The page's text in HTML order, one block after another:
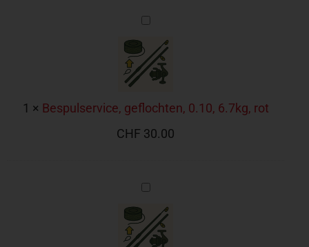
Bespulservice,
geflochten,
0.10,
6.7kg,
rot
1 × Bespulservice, geflochten, 0.10, 6.7kg, rot
CHF 30.00
Bespulservice,
geflochten,
0.16,
13.5kg,
gelb